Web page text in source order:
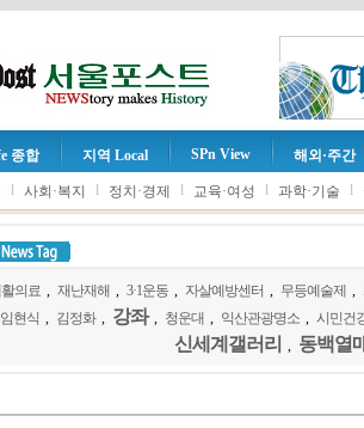
종합 지역 Local SPn View 해외·주간
l 사회·복지 l 정치·경제 l 교육·여성 l 과학·기술 l
의료 재난재해 3·1운동 자살예방센터 무등예술제
현식 김정화 강좌 청운대 익산관광명소 시민건
신세계갤러리 동백열